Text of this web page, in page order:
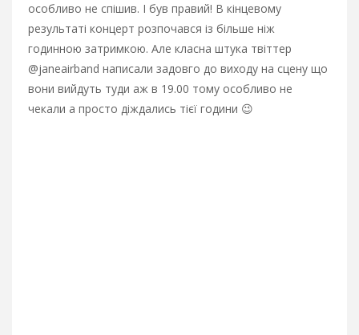
особливо не спішив. І був правий! В кінцевому
результаті концерт розпочався із більше ніж
годинною затримкою. Але класна штука твіттер
@janeairband написали задовго до виходу на сцену що
вони вийдуть туди аж в 19.00 тому особливо не
чекали а просто діждались тієї години 😉